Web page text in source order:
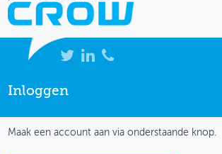
NIEUWS
Inloggen
Maak een account aan via onderstaande knop.